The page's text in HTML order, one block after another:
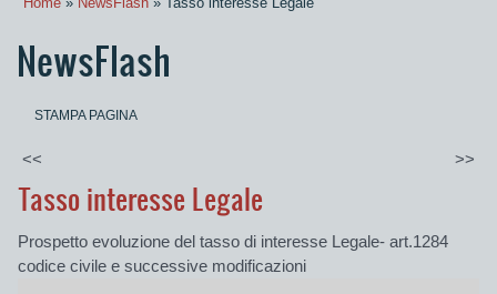
NewsFlash
STAMPA PAGINA
<< >>
Tasso interesse Legale
Prospetto evoluzione del tasso di interesse Legale- art.1284
codice civile e successive modificazioni